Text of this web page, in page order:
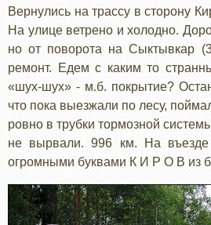
Вернулись на трассу в сторону
На улице ветрено и холодно.
но от поворота на Сыктывкар
ремонт. Едем с каким то
«шух-шух» - м.б. покрытие?
что пока выезжали по лесу,
ровно в трубки тормозной
не вырвали. 996 км. На
огромными буквами К И Р О В из